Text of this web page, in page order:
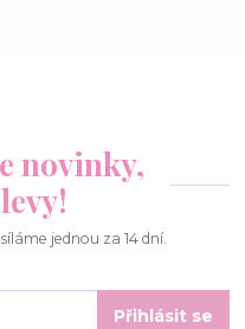
novinky,
jednou za 14 dní.
Přihlásit se